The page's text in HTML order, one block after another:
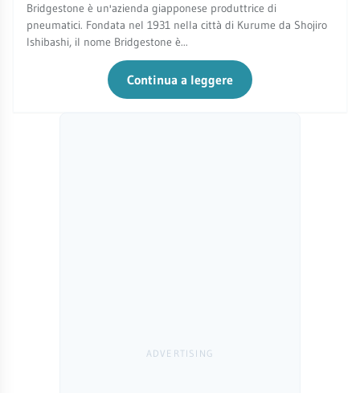
Bridgestone è un'azienda giapponese produttrice di
pneumatici. Fondata nel 1931 nella città di Kurume da Shojiro
Ishibashi, il nome Bridgestone è...
Continua a leggere